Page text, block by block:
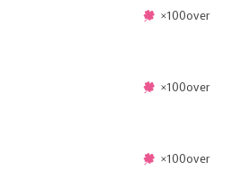
×100over
×100over
×100over